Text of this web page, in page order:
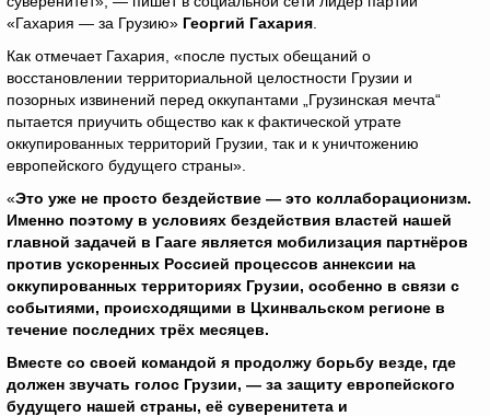
«Гахария — за Грузию» Георгий Гахария
Как отмечает Гахария, «после пустых обещаний о
восстановлении территориальной целостности Грузии и
позорных извинений перед оккупантами „Грузинская мечта“
пытается приучить общество как к фактической утрате
оккупированных территорий Грузии, так и к уничтожению
европейского будущего страны».
«Это уже не просто бездействие — это коллаборационизм.
Именно поэтому в условиях бездействия властей нашей
главной задачей в Гааге является мобилизация партнёров
против ускоренных Россией процессов аннексии на
оккупированных территориях Грузии, особенно в связи с
событиями, происходящими в Цхинвальском регионе в
течение последних трёх месяцев.
Вместе со своей командой я продолжу борьбу везде, где
должен звучать голос Грузии, — за защиту европейского
будущего нашей страны, её суверенитета и